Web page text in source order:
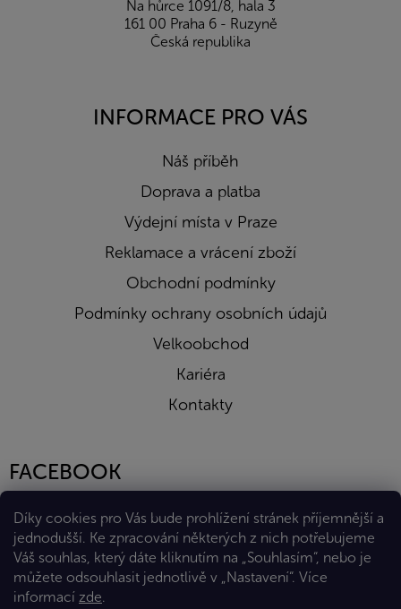
Díky cookies pro Vás bude prohlížení stránek příjemnější a
jednodušší. Ke zpracování některých z nich potřebujeme
Váš souhlas, který dáte kliknutím na „Souhlasím“, nebo je
můžete odsouhlasit jednotlivě v „Nastavení“. Více
informací zde.
Na hůrce 1091/8, hala 3
161 00 Praha 6 - Ruzyně
Česká republika
INFORMACE PRO VÁS
Náš příběh
Doprava a platba
Výdejní místa v Praze
Reklamace a vrácení zboží
Obchodní podmínky
Podmínky ochrany osobních údajů
Velkoobchod
Kariéra
Kontakty
FACEBOOK